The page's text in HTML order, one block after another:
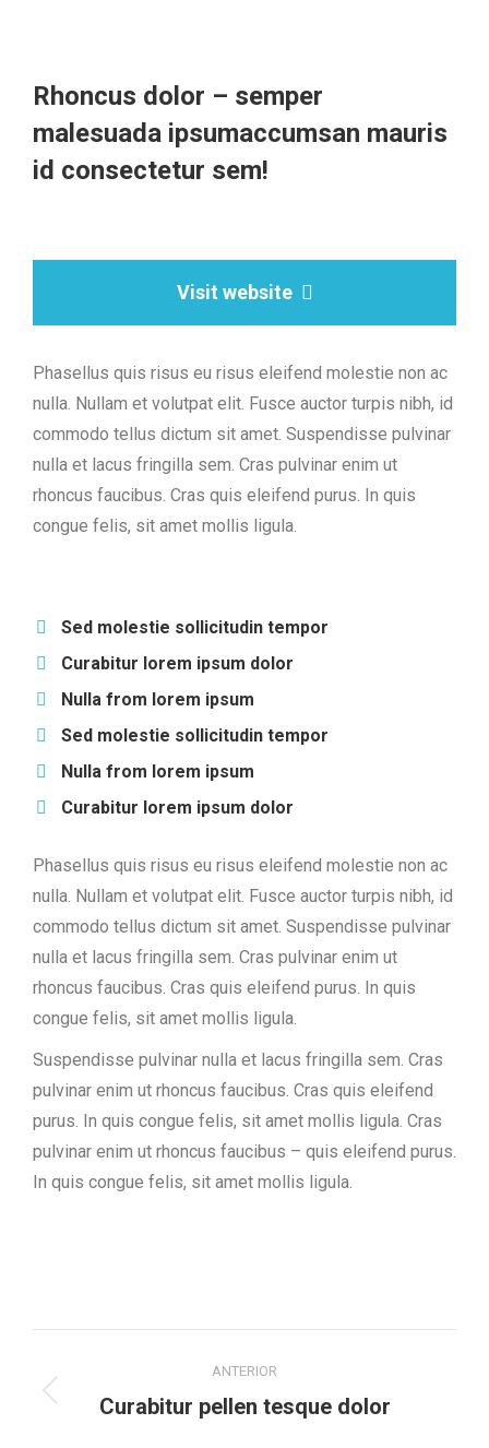
Rhoncus dolor – semper
malesuada ipsumaccumsan mauris
id consectetur sem!
Visit website
Phasellus quis risus eu risus eleifend molestie non ac
nulla. Nullam et volutpat elit. Fusce auctor turpis nibh, id
commodo tellus dictum sit amet. Suspendisse pulvinar
nulla et lacus fringilla sem. Cras pulvinar enim ut
rhoncus faucibus. Cras quis eleifend purus. In quis
congue felis, sit amet mollis ligula.
Sed molestie sollicitudin tempor
Curabitur lorem ipsum dolor
Nulla from lorem ipsum
Sed molestie sollicitudin tempor
Nulla from lorem ipsum
Curabitur lorem ipsum dolor
Phasellus quis risus eu risus eleifend molestie non ac
nulla. Nullam et volutpat elit. Fusce auctor turpis nibh, id
commodo tellus dictum sit amet. Suspendisse pulvinar
nulla et lacus fringilla sem. Cras pulvinar enim ut
rhoncus faucibus. Cras quis eleifend purus. In quis
congue felis, sit amet mollis ligula.
Suspendisse pulvinar nulla et lacus fringilla sem. Cras
pulvinar enim ut rhoncus faucibus. Cras quis eleifend
purus. In quis congue felis, sit amet mollis ligula. Cras
pulvinar enim ut rhoncus faucibus – quis eleifend purus.
In quis congue felis, sit amet mollis ligula.
entre
ANTERIOR
Proyecto
Curabitur pellen tesque dolor